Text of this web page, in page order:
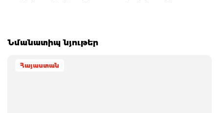
Նմանատիպ նյութեր
Հայաստան